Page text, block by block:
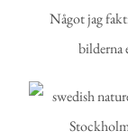
Något jag
bilderna